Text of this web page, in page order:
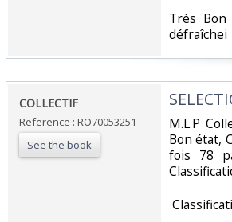
‎Très Bon
défraîchei‎
‎COLLECTIF‎
Reference : RO70053251
See the book
‎M.L.P
Bon état,
fois 78